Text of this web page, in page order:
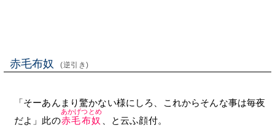
赤毛布奴 (逆引き)
「そーあんまり驚かない様にしろ、これからそんな事は毎夜
だよ」此の赤毛布奴
あかげつとめ
、と云ふ顔付。